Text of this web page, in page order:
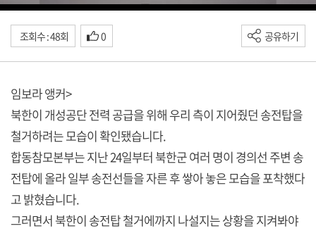
조회수 : 48회 0 공유하기
임보라 앵커>
북한이 개성공단 전력 공급을 위해 우리 측이 지어줬던 송전탑을
철거하려는 모습이 확인됐습니다.
합동참모본부는 지난 24일부터 북한군 여러 명이 경의선 주변 송
전탑에 올라 일부 송전선들을 자른 후 쌓아 놓은 모습을 포착했다
고 밝혔습니다.
그러면서 북한이 송전탑 철거에까지 나설지는 상황을 지켜봐야